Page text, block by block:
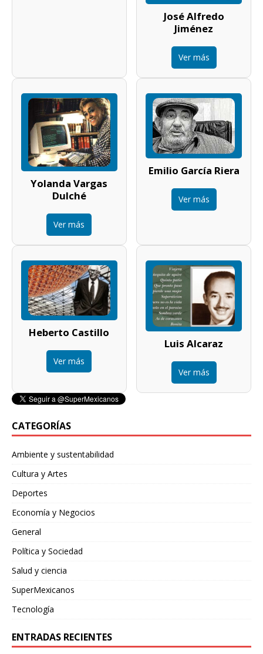
José Alfredo
Jiménez
Ver más
Yolanda Vargas
Dulché
Ver más
Emilio García Riera
Ver más
Heberto Castillo
Ver más
Luis Alcaraz
Ver más
CATEGORÍAS
Ambiente y sustentabilidad
Cultura y Artes
Deportes
Economía y Negocios
General
Política y Sociedad
Salud y ciencia
SuperMexicanos
Tecnología
ENTRADAS RECIENTES